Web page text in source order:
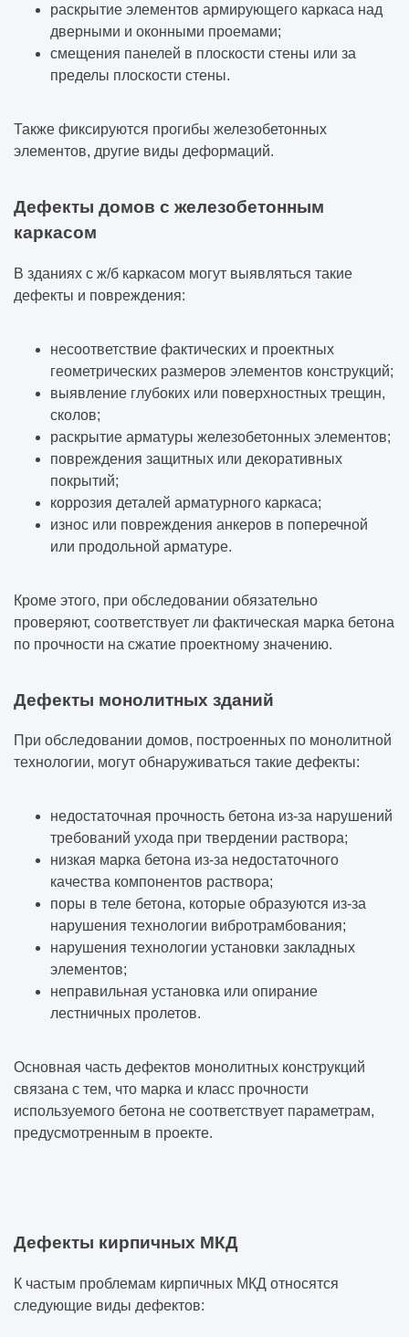
раскрытие элементов армирующего каркаса над
дверными и оконными проемами;
смещения панелей в плоскости стены или за
пределы плоскости стены.
Также фиксируются прогибы железобетонных
элементов, другие виды деформаций.
Дефекты домов с железобетонным
каркасом
В зданиях с ж/б каркасом могут выявляться такие
дефекты и повреждения:
несоответствие фактических и проектных
геометрических размеров элементов конструкций;
выявление глубоких или поверхностных трещин,
сколов;
раскрытие арматуры железобетонных элементов;
повреждения защитных или декоративных
покрытий;
коррозия деталей арматурного каркаса;
износ или повреждения анкеров в поперечной
или продольной арматуре.
Кроме этого, при обследовании обязательно
проверяют, соответствует ли фактическая марка бетона
по прочности на сжатие проектному значению.
Дефекты монолитных зданий
При обследовании домов, построенных по монолитной
технологии, могут обнаруживаться такие дефекты:
недостаточная прочность бетона из-за нарушений
требований ухода при твердении раствора;
низкая марка бетона из-за недостаточного
качества компонентов раствора;
поры в теле бетона, которые образуются из-за
нарушения технологии вибротрамбования;
нарушения технологии установки закладных
элементов;
неправильная установка или опирание
лестничных пролетов.
Основная часть дефектов монолитных конструкций
связана с тем, что марка и класс прочности
используемого бетона не соответствует параметрам,
предусмотренным в проекте.
Дефекты кирпичных МКД
К частым проблемам кирпичных МКД относятся
следующие виды дефектов: